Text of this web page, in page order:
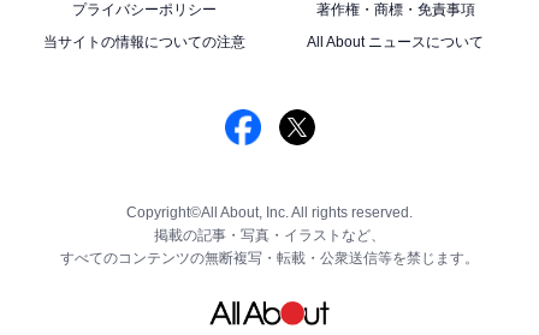
プライバシーポリシー
著作権・商標・免責事項
当サイトの情報についての注意
All About ニュースについて
Copyright©All About, Inc. All rights reserved.
掲載の記事・写真・イラストなど、
すべてのコンテンツの無断複写・転載・公衆送信等を禁じます。